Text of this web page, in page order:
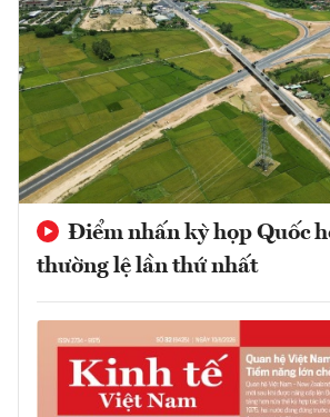
Điểm nhấn kỳ họp Quốc
thường lệ lần thứ nhất